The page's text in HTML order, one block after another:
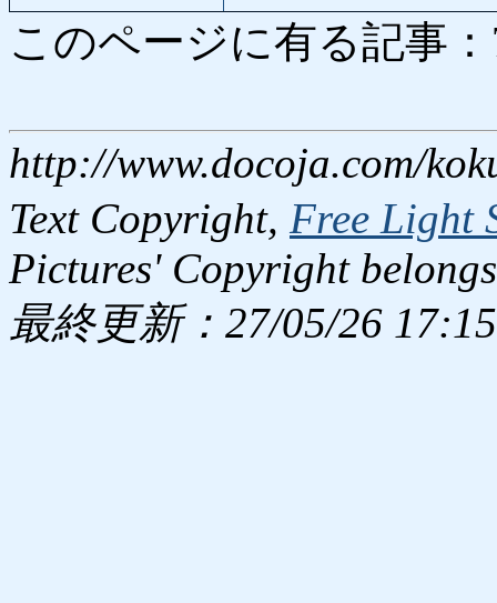
このページに有る記事
http://www.docoja.com/
Text Copyright, Free Light
Pictures' Copyright
最終更新：27/05/26 17:15